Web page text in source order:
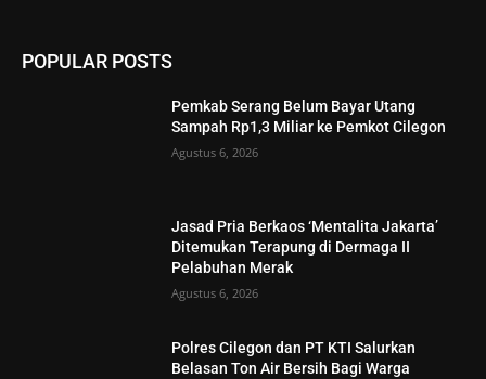
POPULAR POSTS
Pemkab Serang Belum Bayar Utang
Sampah Rp1,3 Miliar ke Pemkot Cilegon
Agustus 6, 2026
Jasad Pria Berkaos ‘Mentalita Jakarta’
Ditemukan Terapung di Dermaga II
Pelabuhan Merak
Agustus 6, 2026
Polres Cilegon dan PT KTI Salurkan
Belasan Ton Air Bersih Bagi Warga